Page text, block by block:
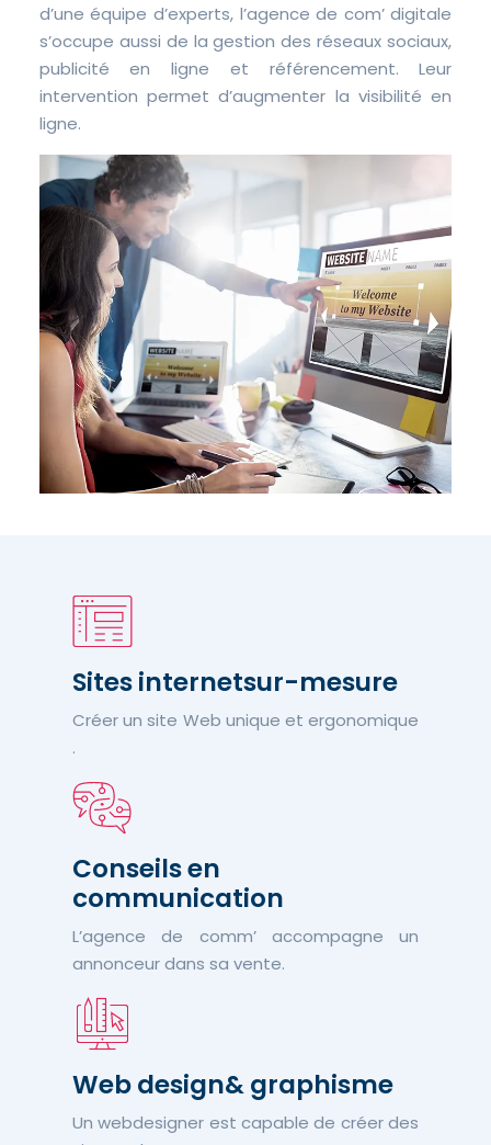
d’une équipe d’experts, l’agence de com’ digitale
s’occupe aussi de la gestion des réseaux sociaux,
publicité en ligne et référencement. Leur
intervention permet d’augmenter la visibilité en
ligne.
Sites internetsur-mesure
Créer un site Web unique et ergonomique
.
Conseils en
communication
L’agence de comm’ accompagne un
annonceur dans sa vente.
Web design& graphisme
Un webdesigner est capable de créer des